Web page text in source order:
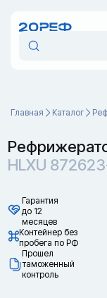
Главная Каталог
HLXU
Гарантия
до 12
месяцев
Контейнер без
пробега по РФ
Прошел
таможенный
контроль